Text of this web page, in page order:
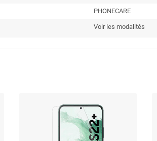
PHONECARE
Voir les modalités